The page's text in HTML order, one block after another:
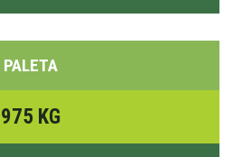
PALETA
975 KG